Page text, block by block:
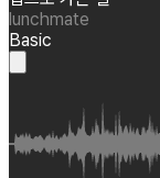
lunchmate
Basic